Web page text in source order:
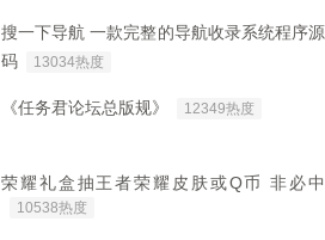
搜一下导航 一款完整的导航收录系统程序源
码
13034热度
《任务君论坛总版规》 12349热度
荣耀礼盒抽王者荣耀皮肤或Q币 非必中
10538热度